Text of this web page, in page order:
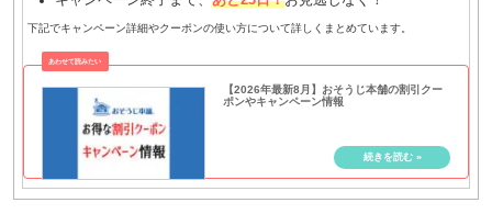
下記でキャンペーン詳細やクーポンの使い方について詳しくまとめています。
【2026年最新8月】おそうじ本舗の割引クー
ポンやキャンペーン情報